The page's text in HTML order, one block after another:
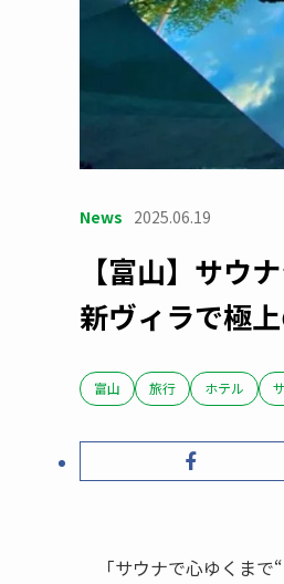
News 2025.06.19
【富山】サウ
新ヴィラで極
富山 旅行 ホテル
「サウナで心ゆくま